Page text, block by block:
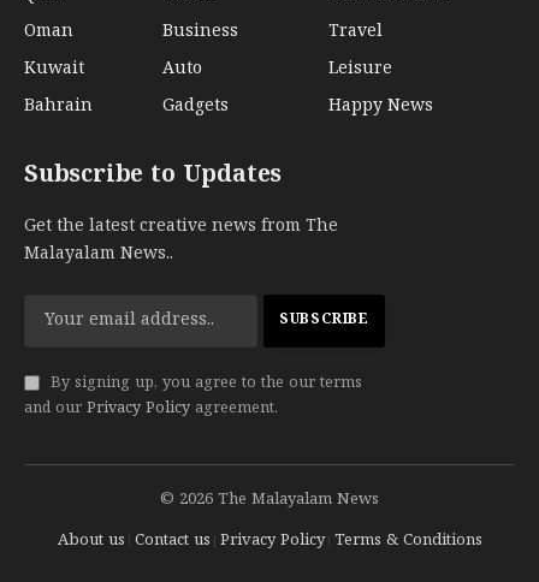
Oman
Kuwait
Bahrain
Business
Auto
Gadgets
Travel
Leisure
Happy News
Subscribe to Updates
Get the latest creative news from The
Malayalam News..
By signing up, you agree to the our terms
and our Privacy Policy agreement.
© 2026 The Malayalam News
About us Contact us Privacy Policy Terms & Conditions